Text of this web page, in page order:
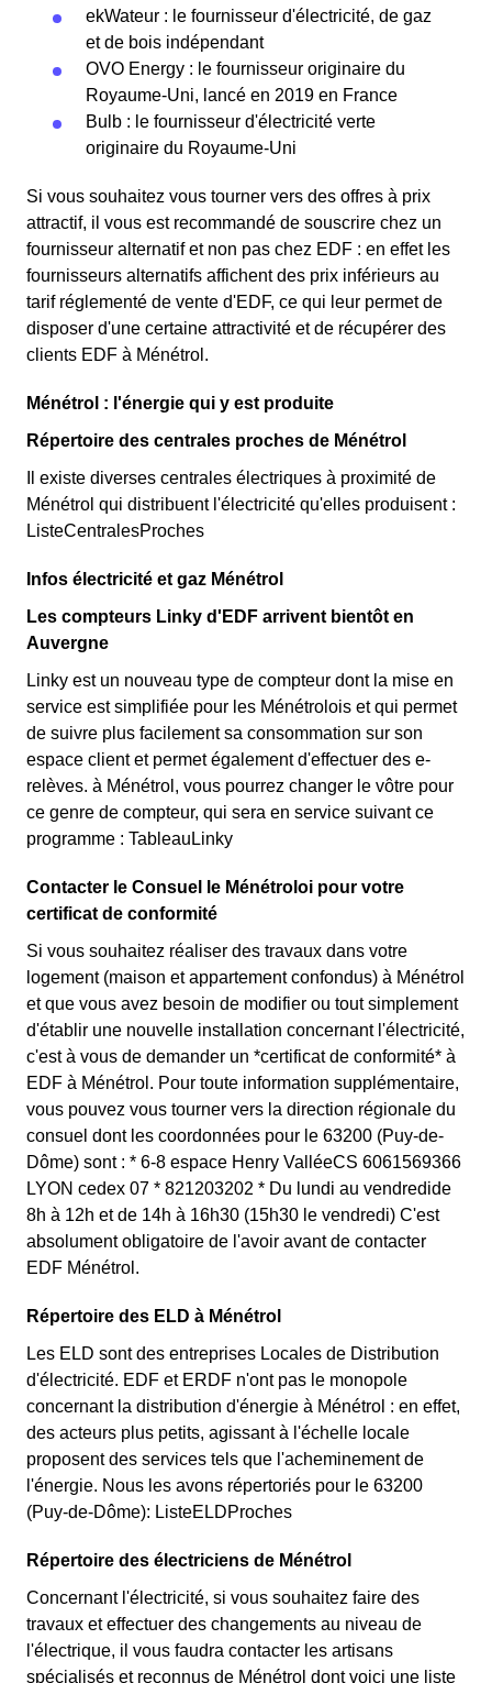
ekWateur : le fournisseur d'électricité, de gaz
et de bois indépendant
OVO Energy : le fournisseur originaire du
Royaume-Uni, lancé en 2019 en France
Bulb : le fournisseur d'électricité verte
originaire du Royaume-Uni
Si vous souhaitez vous tourner vers des offres à prix
attractif, il vous est recommandé de souscrire chez un
fournisseur alternatif et non pas chez EDF : en effet les
fournisseurs alternatifs affichent des prix inférieurs au
tarif réglementé de vente d'EDF, ce qui leur permet de
disposer d'une certaine attractivité et de récupérer des
clients EDF à Ménétrol.
Ménétrol : l'énergie qui y est produite
Répertoire des centrales proches de Ménétrol
Il existe diverses centrales électriques à proximité de
Ménétrol qui distribuent l'électricité qu'elles produisent :
ListeCentralesProches
Infos électricité et gaz Ménétrol
Les compteurs Linky d'EDF arrivent bientôt en
Auvergne
Linky est un nouveau type de compteur dont la mise en
service est simplifiée pour les Ménétrolois et qui permet
de suivre plus facilement sa consommation sur son
espace client et permet également d'effectuer des e-
relèves. à Ménétrol, vous pourrez changer le vôtre pour
ce genre de compteur, qui sera en service suivant ce
programme : TableauLinky
Contacter le Consuel le Ménétroloi pour votre
certificat de conformité
Si vous souhaitez réaliser des travaux dans votre
logement (maison et appartement confondus) à Ménétrol
et que vous avez besoin de modifier ou tout simplement
d'établir une nouvelle installation concernant l'électricité,
c'est à vous de demander un *certificat de conformité* à
EDF à Ménétrol. Pour toute information supplémentaire,
vous pouvez vous tourner vers la direction régionale du
consuel dont les coordonnées pour le 63200 (Puy-de-
Dôme) sont : * 6-8 espace Henry ValléeCS 6061569366
LYON cedex 07 * 821203202 * Du lundi au vendredide
8h à 12h et de 14h à 16h30 (15h30 le vendredi) C'est
absolument obligatoire de l'avoir avant de contacter
EDF Ménétrol.
Répertoire des ELD à Ménétrol
Les ELD sont des entreprises Locales de Distribution
d'électricité. EDF et ERDF n'ont pas le monopole
concernant la distribution d'énergie à Ménétrol : en effet,
des acteurs plus petits, agissant à l'échelle locale
proposent des services tels que l'acheminement de
l'énergie. Nous les avons répertoriés pour le 63200
(Puy-de-Dôme): ListeELDProches
Répertoire des électriciens de Ménétrol
Concernant l'électricité, si vous souhaitez faire des
travaux et effectuer des changements au niveau de
l'électrique, il vous faudra contacter les artisans
spécialisés et reconnus de Ménétrol dont voici une liste